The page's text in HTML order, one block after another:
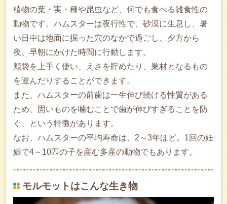
植物の葉・実・種や昆虫など、何でも食べる雑食性の
動物です。ハムスターは夜行性で、砂漠に生息し、暑
い日中は地面に掘った穴のなかで過ごし、夕方から
夜、早朝にかけた時間に行動します。
頬袋を上手く使い、えさを貯めたり、巣材となるもの
を運んだりすることができます。
また、ハムスターの前歯は一生伸び続ける性質がある
ため、固いものを噛むことで歯が伸びすぎることを防
ぐ、という特徴があります。
なお、ハムスターの平均寿命は、2～3年ほど。1回の妊
娠で4～10匹の子を産む多産の動物でもあります。
モルモットはこんな生き物